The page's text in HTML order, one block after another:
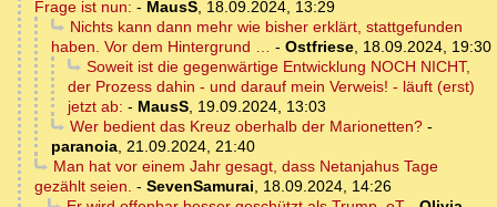
Frage ist nun: - MausS, 18.09.2024, 13:29
Nichts kann dann mehr wie bisher erklärt, stattgefunden
haben. Vor dem Hintergrund … - Ostfriese, 18.09.2024, 19:30
Soweit ist die gegenwärtige Entwicklung NOCH NICHT,
der Prozess dahin - und darauf mein Verweis! - läuft (erst)
jetzt ab: - MausS, 19.09.2024, 13:03
Wer bedient das Kreuz oberhalb der Marionetten?-
paranoia, 21.09.2024, 21:40
Man hat vor einem Jahr gesagt, dass Netanjahus Tage
gezählt seien. - SevenSamurai, 18.09.2024, 14:26